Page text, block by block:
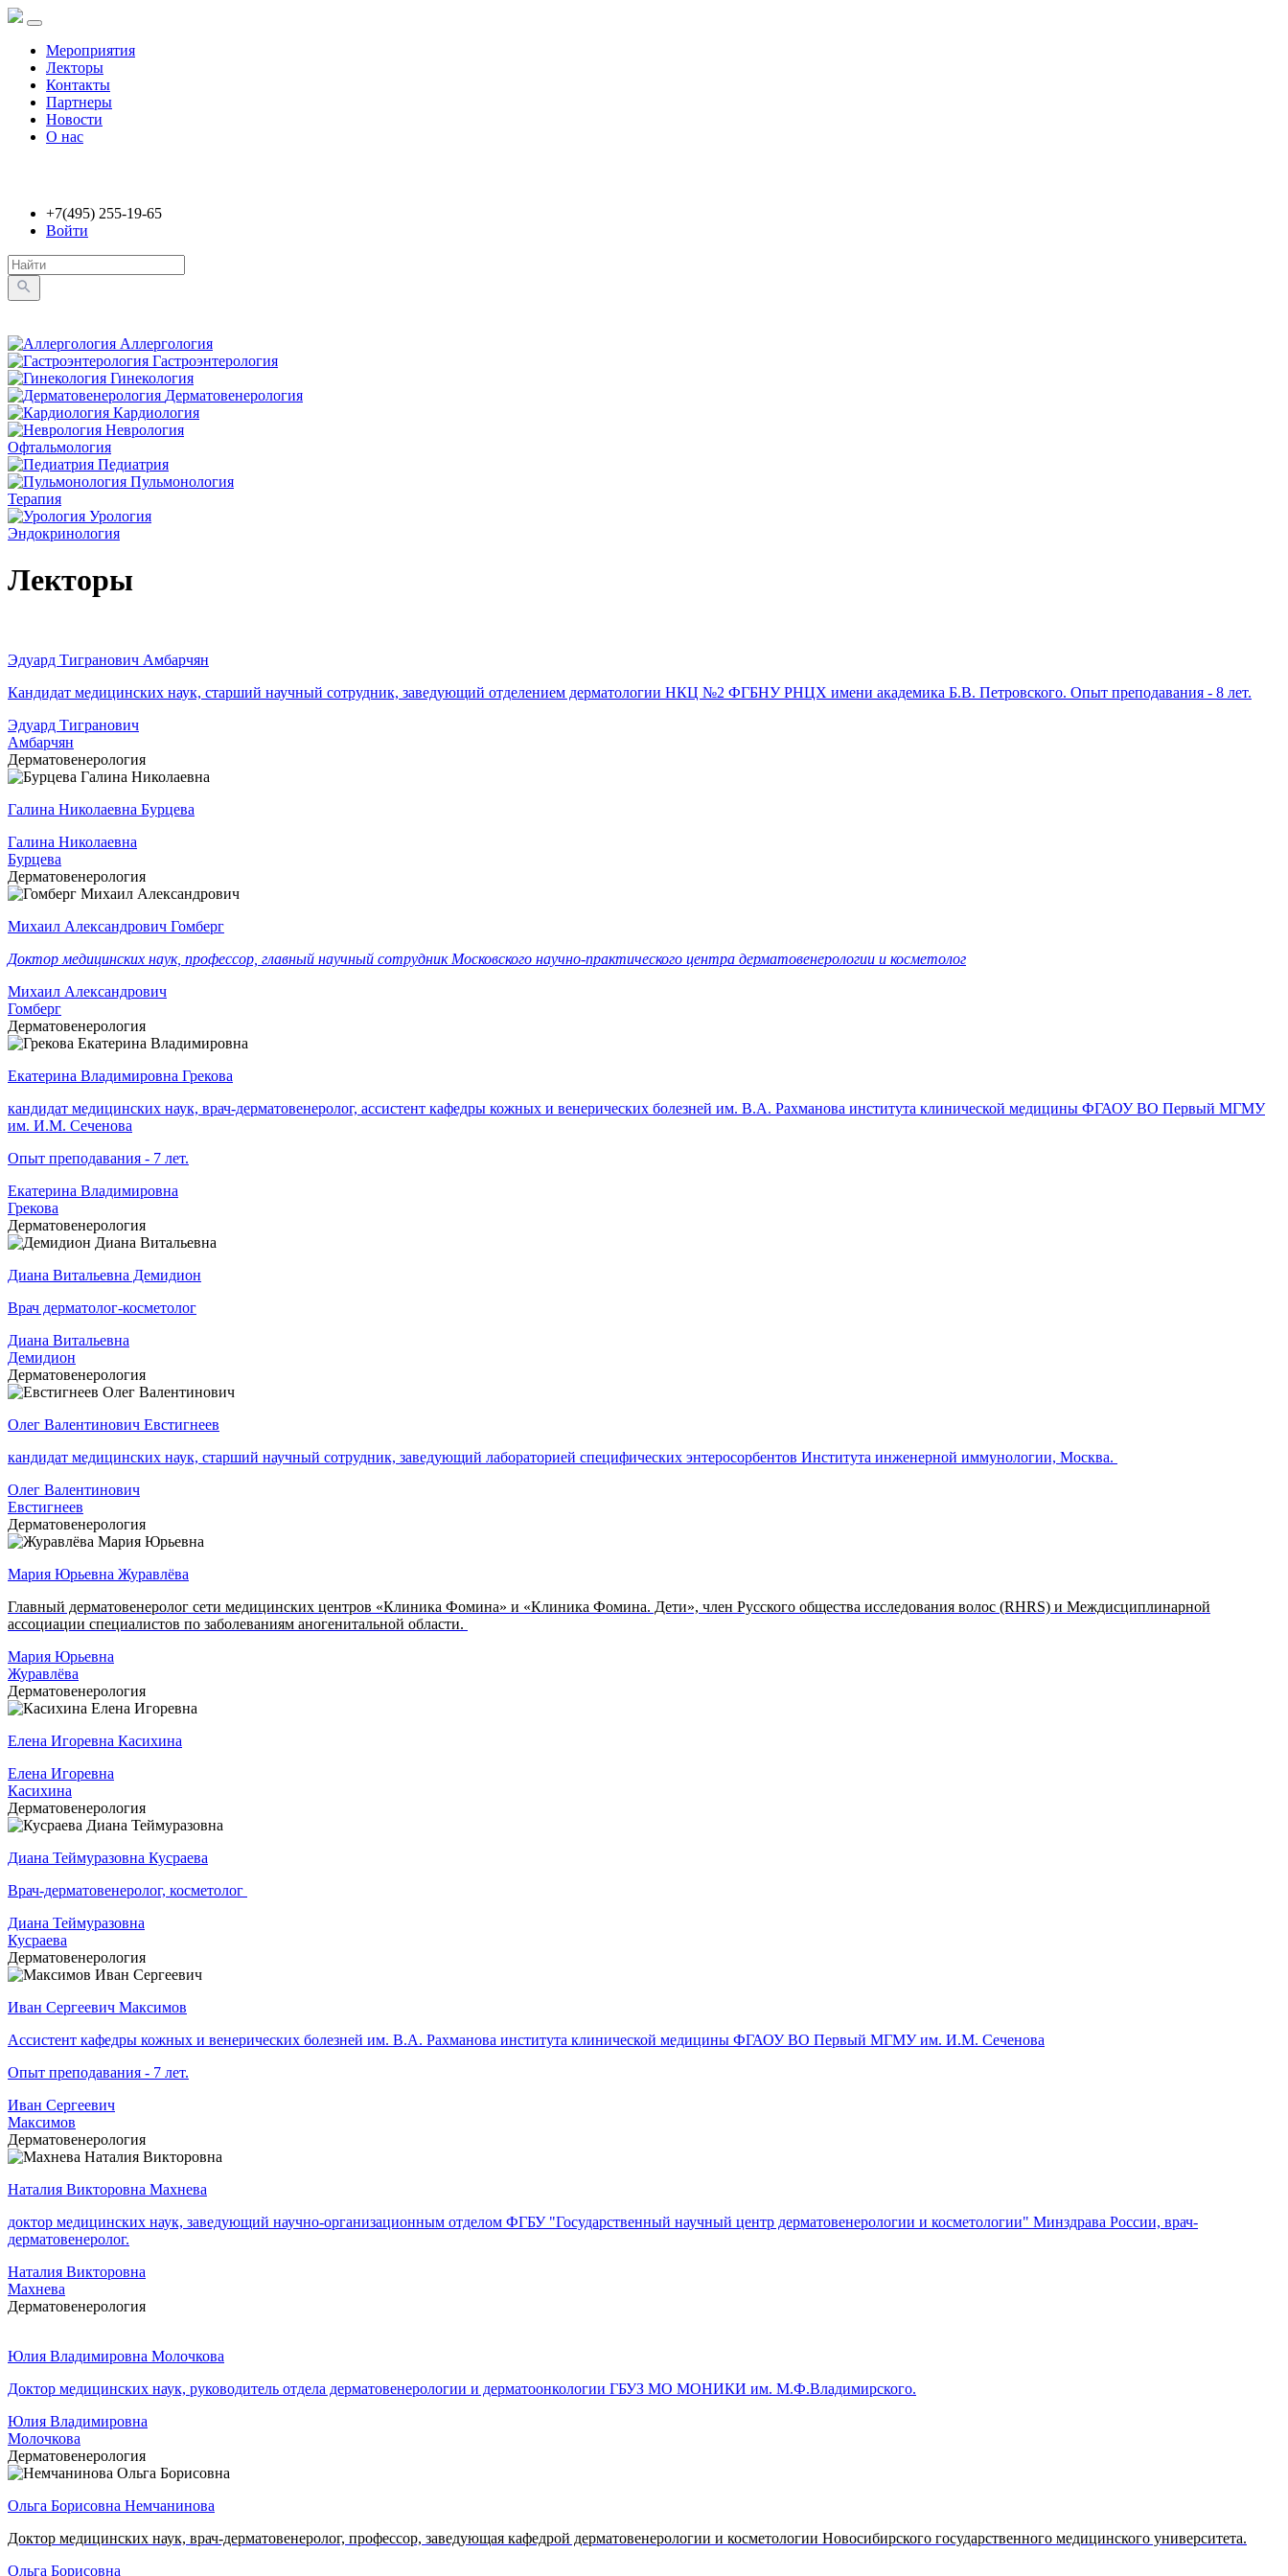
Мероприятия
Лекторы
Контакты
Партнеры
Новости
О нас
+7(495) 255-19-65
Войти
Аллергология
Гастроэнтерология
Гинекология
Дерматовенерология
Кардиология
Неврология
Офтальмология
Педиатрия
Пульмонология
Терапия
Урология
Эндокринология
Лекторы
Эдуард Тигранович Амбарчян
Кандидат медицинских наук, старший научный сотрудник, заведующий отделением дерматологии НКЦ №2 ФГБНУ РНЦХ имени академика Б.В. Петровского. Опыт преподавания - 8 лет.
Эдуард Тигранович
Амбарчян
Дерматовенерология
Галина Николаевна Бурцева
Галина Николаевна
Бурцева
Дерматовенерология
Михаил Александрович Гомберг
Доктор медицинских наук, профессор, главный научный сотрудник Московского научно-практического центра дерматовенерологии и косметолог
Михаил Александрович
Гомберг
Дерматовенерология
Екатерина Владимировна Грекова
кандидат медицинских наук, врач-дерматовенеролог, ассистент кафедры кожных и венерических болезней им. В.А. Рахманова института клинической медицины ФГАОУ ВО Первый МГМУ
им. И.М. Сеченова
Опыт преподавания - 7 лет.
Екатерина Владимировна
Грекова
Дерматовенерология
Диана Витальевна Демидион
Врач дерматолог-косметолог
Диана Витальевна
Демидион
Дерматовенерология
Олег Валентинович Евстигнеев
кандидат медицинских наук, старший научный сотрудник, заведующий лабораторией специфических энтеросорбентов Института инженерной иммунологии, Москва.
Олег Валентинович
Евстигнеев
Дерматовенерология
Мария Юрьевна Журавлёва
Главный дерматовенеролог сети медицинских центров «Клиника Фомина» и «Клиника Фомина. Дети», член Русского общества исследования волос (RHRS) и Междисциплинарной
ассоциации специалистов по заболеваниям аногенитальной области.
Мария Юрьевна
Журавлёва
Дерматовенерология
Елена Игоревна Касихина
Елена Игоревна
Касихина
Дерматовенерология
Диана Теймуразовна Кусраева
Врач-дерматовенеролог, косметолог
Диана Теймуразовна
Кусраева
Дерматовенерология
Иван Сергеевич Максимов
Ассистент кафедры кожных и венерических болезней им. В.А. Рахманова института клинической медицины ФГАОУ ВО Первый МГМУ им. И.М. Сеченова
Опыт преподавания - 7 лет.
Иван Сергеевич
Максимов
Дерматовенерология
Наталия Викторовна Махнева
доктор медицинских наук, заведующий научно-организационным отделом ФГБУ "Государственный научный центр дерматовенерологии и косметологии" Минздрава России, врач-
дерматовенеролог.
Наталия Викторовна
Махнева
Дерматовенерология
Юлия Владимировна Молочкова
Доктор медицинских наук, руководитель отдела дерматовенерологии и дерматоонкологии ГБУЗ МО МОНИКИ им. М.Ф.Владимирского.
Юлия Владимировна
Молочкова
Дерматовенерология
Ольга Борисовна Немчанинова
Доктор медицинских наук, врач-дерматовенеролог, профессор, заведующая кафедрой дерматовенерологии и косметологии Новосибирского государственного медицинского университета.
Ольга Борисовна